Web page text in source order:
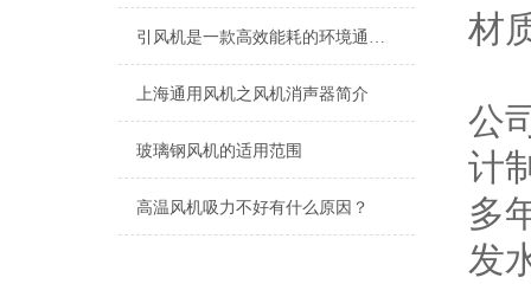
引风机是一款高效能耗的环境通风设备
上海​通用风机之风机消声器简介
玻璃钢风机的适用范围
高温风机吸力不好有什么原因？
材
公
计
多
发